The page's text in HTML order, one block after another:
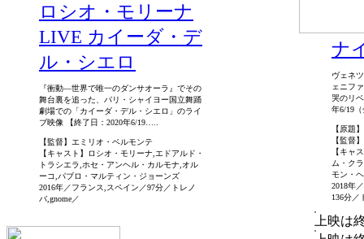
ロシオ・モリーナ
LIVE カイーダ・デ
ル・シエロ
『衝動―世界で唯一のダンサオーラ』でその
舞台裏を追った、パリ・シャイヨー国立舞踊
劇場での「カイーダ・デル・シエロ」のライ
ブ映像 【終了日：2020年6/19…..
【監督】エミリオ・ベルモンテ
【キャスト】ロシオ・モリーナ,エドアルド・
トラシエラ,ホセ・アンヘル・カルモナ,オル
ーコ,パブロ・マルティン・ジョーンズ
2016年／フランス,スペイン／97分／トレノ
バ,gnome／
ナ
ヴェネ
ェニフ
哭のリ
年6/19
【原題
【監督
【キャ
ム・ク
モン・
2018年
136分／
上映は